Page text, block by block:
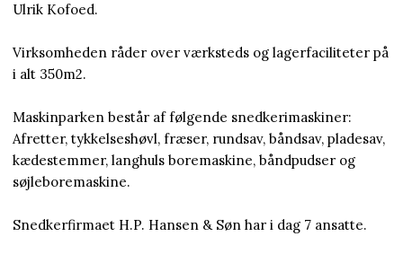
Ulrik Kofoed.
Virksomheden råder over værksteds og lagerfaciliteter på
i alt 350m2.
Maskinparken består af følgende snedkerimaskiner:
Afretter, tykkelseshøvl, fræser, rundsav, båndsav, pladesav,
kædestemmer, langhuls boremaskine, båndpudser og
søjleboremaskine.
Snedkerfirmaet H.P. Hansen & Søn har i dag 7 ansatte.